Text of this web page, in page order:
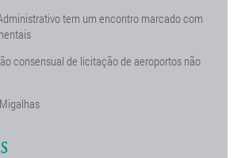
tem um encontro marcado com
consensual de licitação de aeroportos não